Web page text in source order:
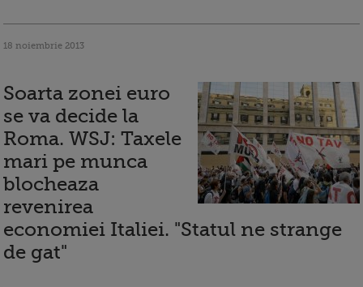
18 noiembrie 2013
Soarta zonei euro
se va decide la
Roma. WSJ: Taxele
mari pe munca
blocheaza
revenirea
economiei Italiei. "Statul ne strange
de gat"